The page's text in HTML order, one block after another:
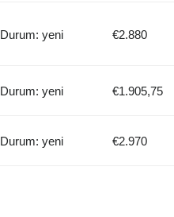
Durum: yeni €2.880
Durum: yeni €1.905,75
Durum: yeni €2.970